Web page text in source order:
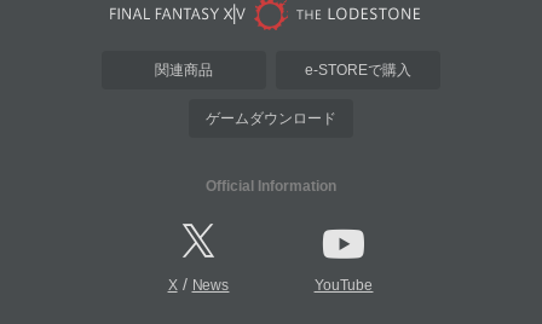
関連商品 e-STOREで購入
ゲームダウンロード
Official Information
X/ News YouTube